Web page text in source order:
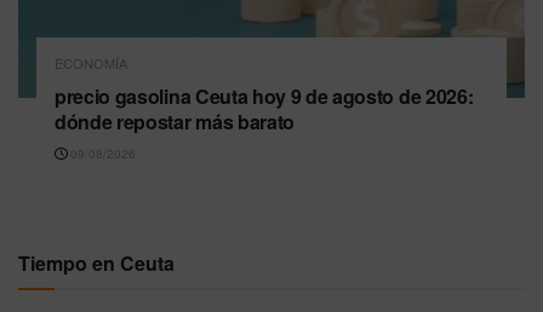
ECONOMÍA
precio gasolina Ceuta hoy 9 de agosto de 2026:
dónde repostar más barato
09/08/2026
Tiempo en Ceuta